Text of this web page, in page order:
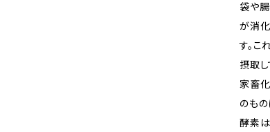
袋や
が消
す。こ
摂取し
家畜
のも
酵素